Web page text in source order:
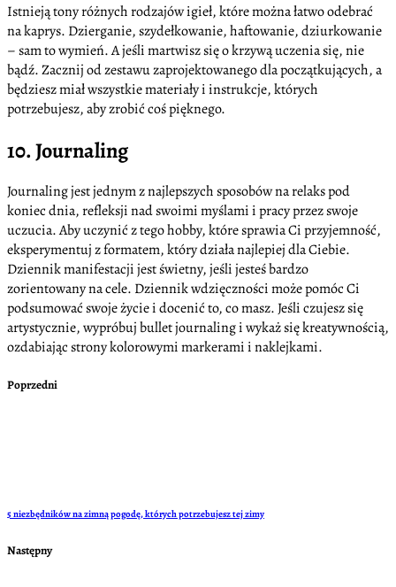
Istnieją tony różnych rodzajów igieł, które można łatwo odebrać
na kaprys. Dzierganie, szydełkowanie, haftowanie, dziurkowanie
– sam to wymień. A jeśli martwisz się o krzywą uczenia się, nie
bądź. Zacznij od zestawu zaprojektowanego dla początkujących, a
będziesz miał wszystkie materiały i instrukcje, których
potrzebujesz, aby zrobić coś pięknego.
10. Journaling
Journaling jest jednym z najlepszych sposobów na relaks pod
koniec dnia, refleksji nad swoimi myślami i pracy przez swoje
uczucia. Aby uczynić z tego hobby, które sprawia Ci przyjemność,
eksperymentuj z formatem, który działa najlepiej dla Ciebie.
Dziennik manifestacji jest świetny, jeśli jesteś bardzo
zorientowany na cele. Dziennik wdzięczności może pomóc Ci
podsumować swoje życie i docenić to, co masz. Jeśli czujesz się
artystycznie, wypróbuj bullet journaling i wykaż się kreatywnością,
ozdabiając strony kolorowymi markerami i naklejkami.
Poprzedni
5 niezbędników na zimną pogodę, których potrzebujesz tej zimy
Następny